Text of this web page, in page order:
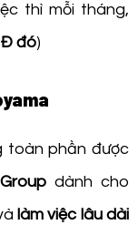
thì mỗi tháng,
đó)
toàn phần được
dành cho
làm việc lâu dài